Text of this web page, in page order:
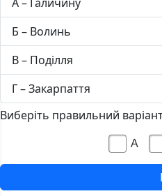
Б – Волинь
В – Поділля
Г – Закарпаття
Виберіть правильний
А